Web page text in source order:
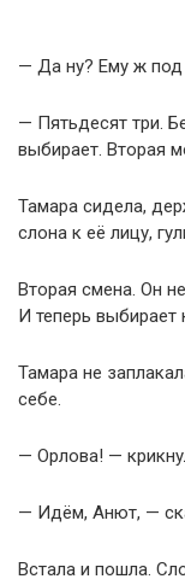
— Да ну? Ему ж под
— Пятьдесят три.
выбирает. Вторая
Тамара сидела,
слона к её лицу,
Вторая смена. Он
И теперь выбирает
Тамара не
себе.
— Орлова! —
— Идём, Анют, —
Встала и пошла.